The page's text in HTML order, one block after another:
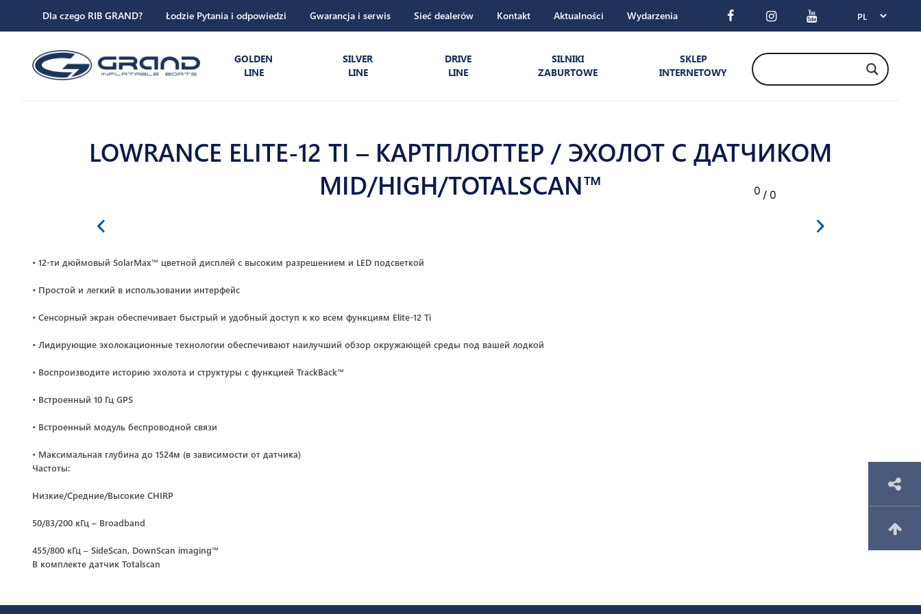
Dla czego RIB GRAND? Łodzie Pytania i odpowiedzi Gwarancja i serwis Sieć dealerów Kontakt Aktualności Wydarzenia
GOLDEN
LINE
SILVER
LINE
DRIVE
LINE
SILNIKI
ZABURTOWE
SKLEP
INTERNETOWY
LOWRANCE ELITE-12 TI – КАРТПЛОТТЕР / ЭХОЛОТ С ДАТЧИКОМ
MID/HIGH/TOTALSCAN™
0 / 0
• 12-ти дюймовый SolarMax™ цветной дисплей с высоким разрешением и LED подсветкой
• Простой и легкий в использовании интерфейс
• Сенсорный экран обеспечивает быстрый и удобный доступ к ко всем функциям Elite-12 Ti
• Лидирующие эхолокационные технологии обеспечивают наилучший обзор окружающей среды под вашей лодкой
• Воспроизводите историю эхолота и структуры с функцией TrackBack™
• Встроенный 10 Гц GPS
• Встроенный модуль беспроводной связи
• Максимальная глубина до 1524м (в зависимости от датчика)
Частоты:
Низкие/Средние/Высокие CHIRP
50/83/200 кГц – Broadband
455/800 кГц – SideScan, DownScan imaging™
В комплекте датчик Totalscan